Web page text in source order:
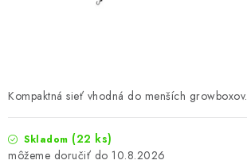
Podmienky o ochrane osobných údajov
Kompaktná sieť vhodná do menších growboxov.
Skladom (22 ks)
10.8.2026